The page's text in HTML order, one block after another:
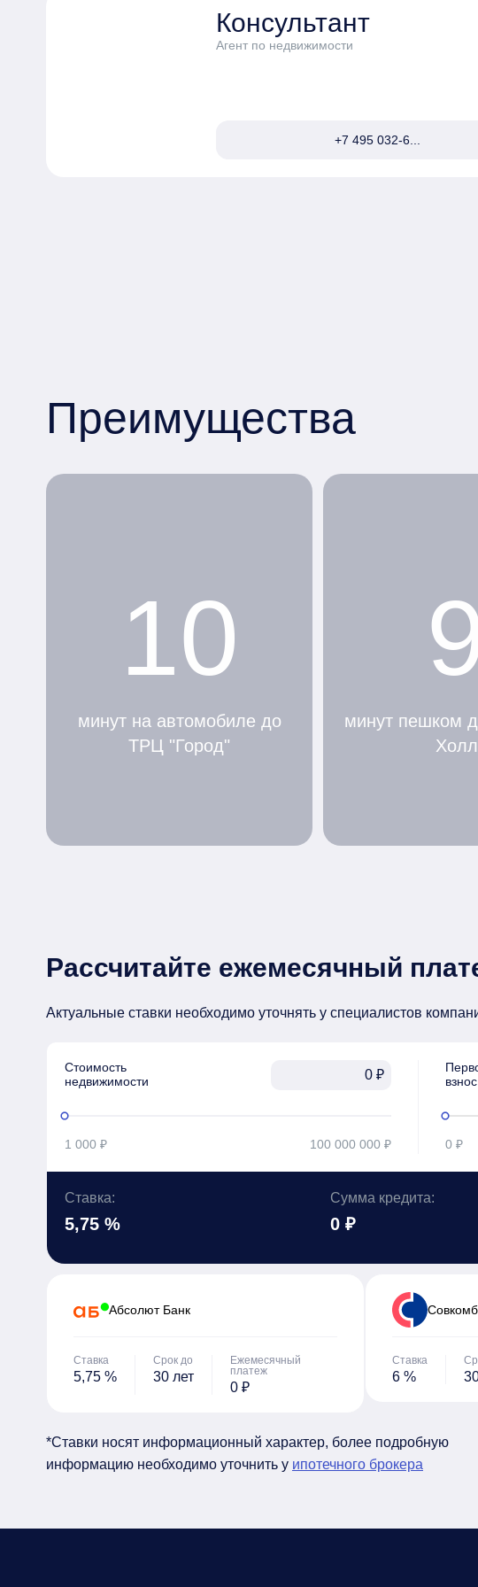
Консультант
Агент по недвижимости
+7 495 032-6...
Преимущества
10
минут на автомобиле до
ТРЦ "Город"
минут пешком
Холл
Рассчитайте ежемесячный
Актуальные ставки необходимо уточнять у специалистов
Стоимость
недвижимости
₽
1 000 ₽ 100 000 000 ₽
взнос
0 ₽
Ставка:
5,75 %
Сумма кредита:
0 ₽
Абсолют Банк
Ставка
5,75 %
Срок до
30 лет
Ежемесячный
платеж
0 ₽
Ставка
6 %
*Ставки носят информационный характер, более подробную
информацию необходимо уточнить у ипотечного брокера